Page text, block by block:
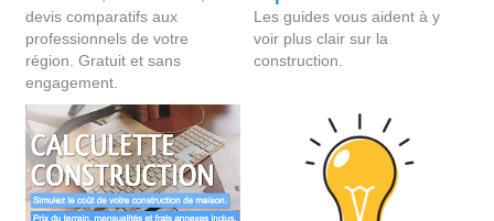
devis comparatifs aux
professionnels de votre
région. Gratuit et sans
engagement.
Les guides vous aident à y
voir plus clair sur la
construction.